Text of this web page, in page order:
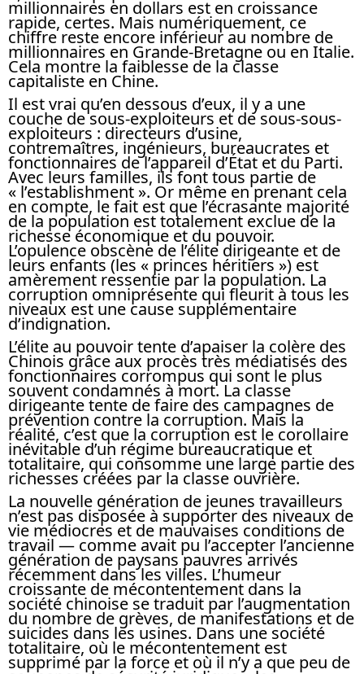
millionnaires en dollars est en croissance
rapide, certes. Mais numériquement, ce
chiffre reste encore inférieur au nombre de
millionnaires en Grande-Bretagne ou en Italie.
Cela montre la faiblesse de la classe
capitaliste en Chine.
Il est vrai qu’en dessous d’eux, il y a une
couche de sous-exploiteurs et de sous-sous-
exploiteurs : directeurs d’usine,
contremaîtres, ingénieurs, bureaucrates et
fonctionnaires de l’appareil d’État et du Parti.
Avec leurs familles, ils font tous partie de
« l’establishment ». Or même en prenant cela
en compte, le fait est que l’écrasante majorité
de la population est totalement exclue de la
richesse économique et du pouvoir.
L’opulence obscène de l’élite dirigeante et de
leurs enfants (les « princes héritiers ») est
amèrement ressentie par la population. La
corruption omniprésente qui fleurit à tous les
niveaux est une cause supplémentaire
d’indignation.
L’élite au pouvoir tente d’apaiser la colère des
Chinois grâce aux procès très médiatisés des
fonctionnaires corrompus qui sont le plus
souvent condamnés à mort. La classe
dirigeante tente de faire des campagnes de
prévention contre la corruption. Mais la
réalité, c’est que la corruption est le corollaire
inévitable d’un régime bureaucratique et
totalitaire, qui consomme une large partie des
richesses créées par la classe ouvrière.
La nouvelle génération de jeunes travailleurs
n’est pas disposée à supporter des niveaux de
vie médiocres et de mauvaises conditions de
travail — comme avait pu l’accepter l’ancienne
génération de paysans pauvres arrivés
récemment dans les villes. L’humeur
croissante de mécontentement dans la
société chinoise se traduit par l’augmentation
du nombre de grèves, de manifestations et de
suicides dans les usines. Dans une société
totalitaire, où le mécontentement est
supprimé par la force et où il n’y a que peu de